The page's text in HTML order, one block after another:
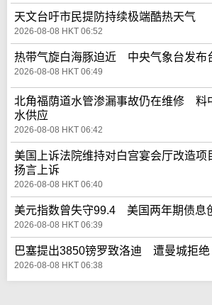
天文台吁市民提防持续极端酷热天气
2026-08-08 HKT 06:52
热带气旋白海豚迫近 中央气象台发布
2026-08-08 HKT 06:49
北角福荫道水管渗漏事故仍在维修 料
水供应
2026-08-08 HKT 06:42
美国上诉法院维持对白宫宴会厅改造
扬言上诉
2026-08-08 HKT 06:40
美元指数曾失守99.4 美国两年期债息
2026-08-08 HKT 06:39
巴塞提出3850镑罗致洛迪 遭曼城拒绝
2026-08-08 HKT 06:38